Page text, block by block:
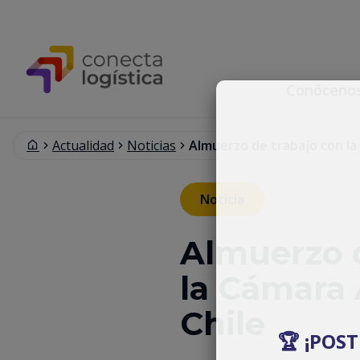
Actualidad Noticias Almuerzo de trabajo con la
Noticia
Almuerzo
la
Chile
🏆